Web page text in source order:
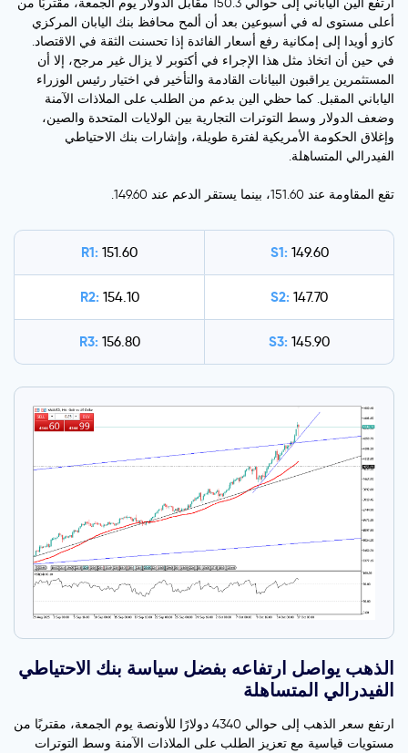
أعلى مستوى له في أسبوعين بعد أن ألمح محافظ بنك اليابان المركزي
كازو أويدا إلى إمكانية رفع أسعار الفائدة إذا تحسنت الثقة في الاقتصاد.
في حين أن اتخاذ مثل هذا الإجراء في أكتوبر لا يزال غير مرجح، إلا أن
المستثمرين يراقبون البيانات القادمة والتأخير في اختيار رئيس الوزراء
الياباني المقبل. كما حظي الين بدعم من الطلب على الملاذات الآمنة
وضعف الدولار وسط التوترات التجارية بين الولايات المتحدة والصين،
وإغلاق الحكومة الأمريكية لفترة طويلة، وإشارات بنك الاحتياطي
الفيدرالي المتساهلة.
تقع المقاومة عند 151.60، بينما يستقر الدعم عند 149.60.
R1: 151.60 S1: 149.60
R2: 154.10 S2: 147.70
R3: 156.80 S3: 145.90
الذهب يواصل ارتفاعه بفضل سياسة بنك الاحتياطي
الفيدرالي المتساهلة
ارتفع سعر الذهب إلى حوالي 4340 دولارًا للأونصة يوم الجمعة، مقتربًا من
مستويات قياسية مع تعزيز الطلب على الملاذات الآمنة وسط التوترات